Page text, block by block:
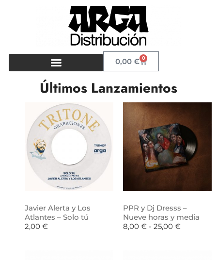
0,00€ 0
Últimos Lanzamientos
Javier Alerta y Los
Atlantes – Solo tú
2,00 €
PPR y Dj Dresss –
Nueve horas y media
8,00 € - 25,00 €